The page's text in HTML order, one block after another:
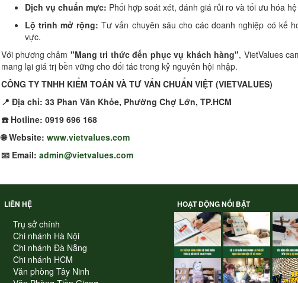
Dịch vụ chuẩn mực: Phối hợp soát xét, đánh giá rủi ro và tối ưu hóa
Lộ trình mở rộng: Tư vấn chuyên sâu cho các doanh nghiệp có kế
vực.
Với phương châm "Mang tri thức đến phục vụ khách hàng", VietValues
mang lại giá trị bền vững cho đối tác trong kỷ nguyên hội nhập.
CÔNG TY TNHH KIỂM TOÁN VÀ TƯ VẤN CHUẨN VIỆT (VIETVALUES)
📍 Địa chỉ: 33 Phan Văn Khỏe, Phường Chợ Lớn, TP.HCM
☎️ Hotline: 0919 696 168
🌐 Website: www.vietvalues.com
📧 Email: admin@vietvalues.com
LIÊN HỆ
Trụ sở chính
Chi nhánh Hà Nội
Chi nhánh Đà Nẵng
Chi nhánh HCM
Văn phòng Tây Ninh
HOẠT ĐỘNG NỔI BẬT